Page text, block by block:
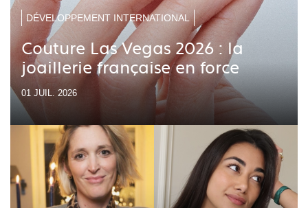
DÉVELOPPEMENT INTERNATIONAL
Couture Las Vegas 2026 : la
joaillerie française en force
01 JUIL. 2026